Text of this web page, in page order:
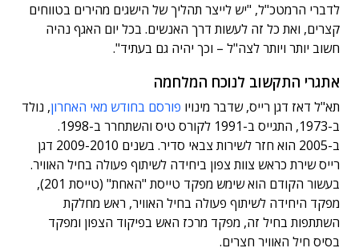
לדברי הרמטכ"ל, "יש לייצר תהליך של הישגים מהירים בטווחים
קצרים, ואת כל זה לעשות דרך האנשים. בכל יום האגף נהיה
חשוב יותר ויותר לצה"ל – וכך יהיה גם בעתיד".
אתגרי התקשוב לנוכח המלחמה
תא"ל דאז דגן רייס, שדבר מינויו פורסם בחודש מאי האחרון, נולד
ב-1973, התגייס ב-1991 לקורס טיס והשתחרר ב-1998.
ב-2005 הוא חזר לשירות צבאי סדיר. בשנים 2009-2010 דגן
רייס שירת כראש צוות צפון ביחידה לשיתוף פעולה בחיל האוויר.
בעשור הקודם הוא שימש מפקד טייסת "האחת" (טייסת 201),
מפקד היחידה לשיתוף פעולה בחיל האוויר, ראש מחלקת
השתתפות בחיל זה, מפקד מרכז האש בפיקוד הצפון ומפקד
בסיס חיל האוויר חצרים.